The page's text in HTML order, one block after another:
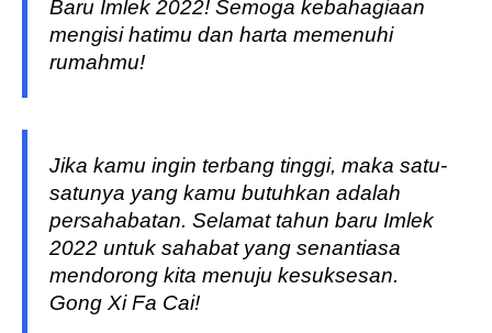
Baru Imlek 2022! Semoga kebahagiaan
mengisi hatimu dan harta memenuhi
rumahmu!
Jika kamu ingin terbang tinggi, maka satu-
satunya yang kamu butuhkan adalah
persahabatan. Selamat tahun baru Imlek
2022 untuk sahabat yang senantiasa
mendorong kita menuju kesuksesan.
Gong Xi Fa Cai!